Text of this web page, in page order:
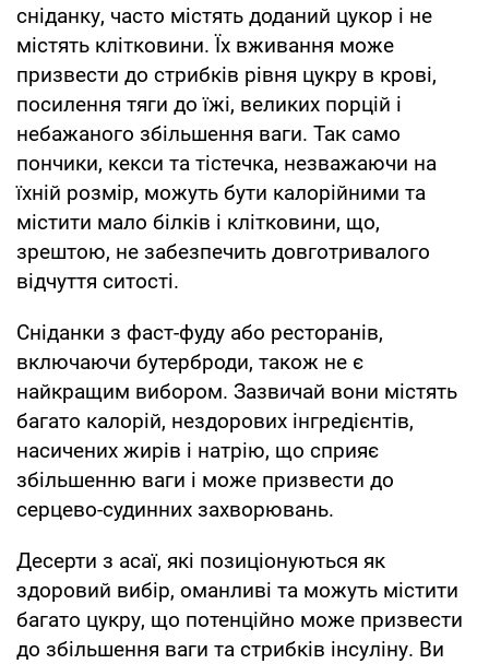
сніданку, часто містять доданий цукор і не
містять клітковини. Їх вживання може
призвести до стрибків рівня цукру в крові,
посилення тяги до їжі, великих порцій і
небажаного збільшення ваги. Так само
пончики, кекси та тістечка, незважаючи на
їхній розмір, можуть бути калорійними та
містити мало білків і клітковини, що,
зрештою, не забезпечить довготривалого
відчуття ситості.
Сніданки з фаст-фуду або ресторанів,
включаючи бутерброди, також не є
найкращим вибором. Зазвичай вони містять
багато калорій, нездорових інгредієнтів,
насичених жирів і натрію, що сприяє
збільшенню ваги і може призвести до
серцево-судинних захворювань.
Десерти з асаї, які позиціонуються як
здоровий вибір, оманливі та можуть містити
багато цукру, що потенційно може призвести
до збільшення ваги та стрибків інсуліну. Ви